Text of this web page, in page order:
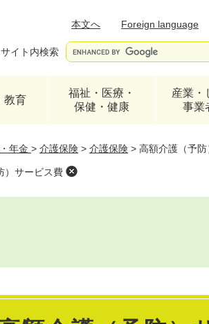
本文へ
Foreign language
サイト内検索
教育
福祉・医療・
保健・健康
産業・
事業
年金 > 介護保険 > 介護保険 > 高額介護（予
）サービス費